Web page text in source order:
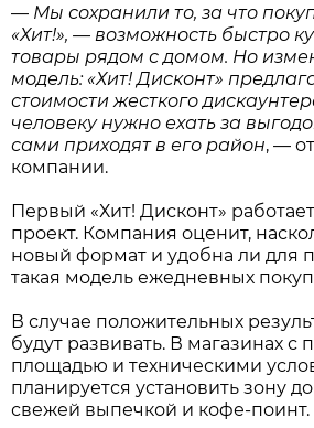
— Мы сохранили то, за что
«Хит!», — возможность быстро
товары рядом с домом. Но
модель: «Хит! Дисконт»
стоимости жесткого
человеку нужно ехать за
сами приходят в его район, —
компании.
Первый «Хит! Дисконт»
проект. Компания оценит,
новый формат и удобна ли для
такая модель ежедневных
В случае положительных
будут развивать. В магазинах с
площадью и техническими
планируется установить зону
свежей выпечкой и кофе-поинт.